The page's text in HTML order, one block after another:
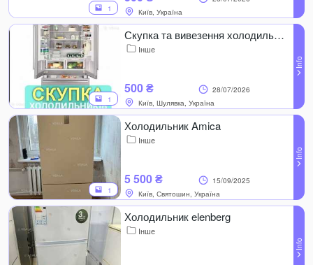
1
Київ, Україна
1
Скупка та вивезення холодильників (морозилок) робочих і ні.
Інше
500 ₴
28/07/2026
Київ, Шулявка, Україна
1
Холодильник Amica
Інше
5 500 ₴
15/09/2025
Київ, Святошин, Україна
Холодильник elenberg
Інше